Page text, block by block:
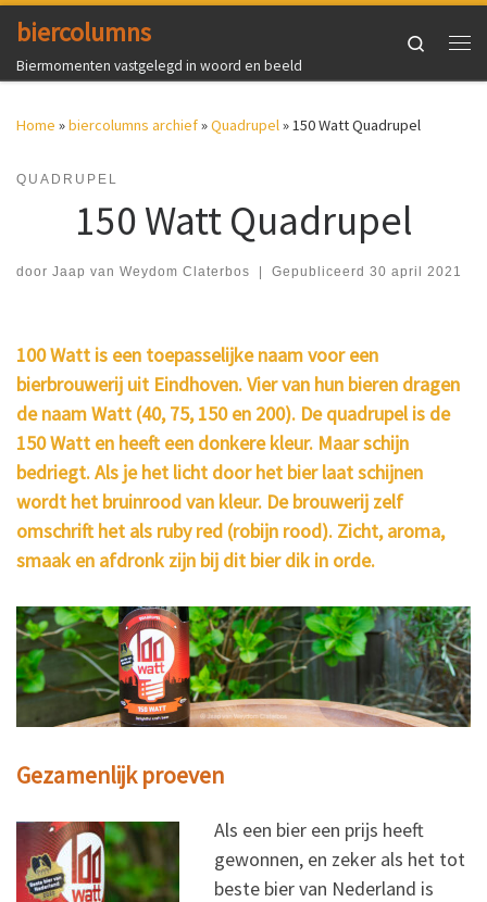
Ga naar inhoud
biercolumns
Biermomenten vastgelegd in woord en beeld
Search
Home »biercolumns archief»Quadrupel » 150 Watt Quadrupel
QUADRUPEL
150 Watt Quadrupel
door Jaap van Weydom Claterbos Gepubliceerd 30 april 2021
100 Watt is een toepasselijke naam voor een
bierbrouwerij uit Eindhoven. Vier van hun bieren dragen
de naam Watt (40, 75, 150 en 200). De quadrupel is de
150 Watt en heeft een donkere kleur. Maar schijn
bedriegt. Als je het licht door het bier laat schijnen
wordt het bruinrood van kleur. De brouwerij zelf
omschrift het als ruby red (robijn rood). Zicht, aroma,
smaak en afdronk zijn bij dit bier dik in orde.
Gezamenlijk proeven
Als een bier een prijs heeft
gewonnen, en zeker als het tot
beste bier van Nederland is